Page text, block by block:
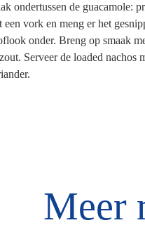
ondertussen de guacamole:
een vork en meng er het
onder. Breng op smaak
Serveer de loaded nachos
Meer